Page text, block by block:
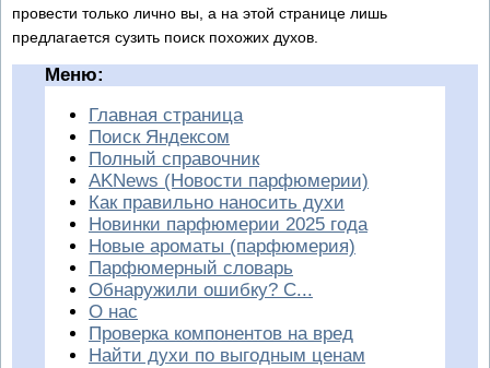
провести только лично вы, а на этой странице лишь
предлагается сузить поиск похожих духов.
Меню:
Главная страница
Поиск Яндексом
Полный справочник
AKNews (Новости парфюмерии)
Как правильно наносить духи
Новинки парфюмерии 2025 года
Новые ароматы (парфюмерия)
Парфюмерный словарь
Обнаружили ошибку? С...
О нас
Проверка компонентов на вред
Найти духи по выгодным ценам